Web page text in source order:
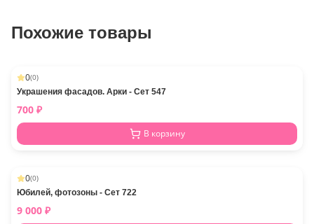
Похожие товары
0(0)
Украшения фасадов. Арки - Сет 547
700 ₽
В корзину
0(0)
Юбилей, фотозоны - Сет 722
9 000 ₽